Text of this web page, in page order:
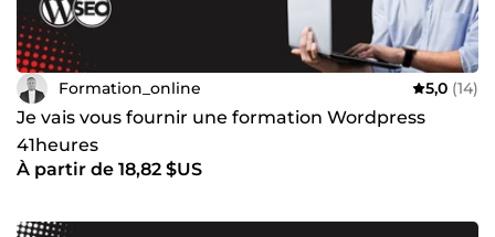
tout le monde puisse en tirer profit le plus rapidement
possible et de manière efficace.
Formation_online 5,0 (14)
Je vais vous fournir une formation Wordpress
41heures
À partir de 18,82 $US